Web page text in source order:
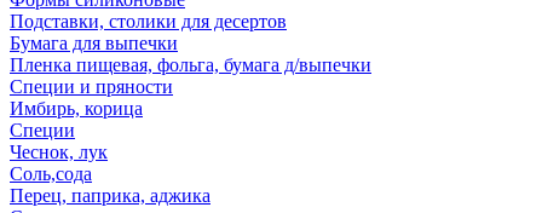
Подставки, столики для десертов
Бумага для выпечки
Пленка пищевая, фольга, бумага д/выпечки
Специи и пряности
Имбирь, корица
Специи
Чеснок, лук
Соль,сода
Перец, паприка, аджика